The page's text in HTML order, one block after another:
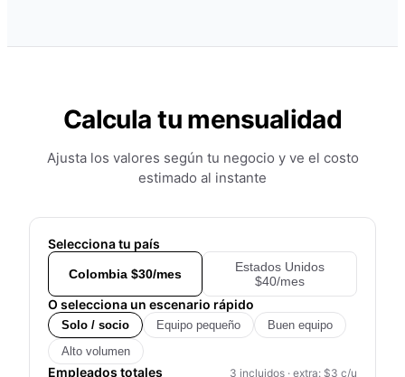
Calcula tu mensualidad
Ajusta los valores según tu negocio y ve el costo
estimado al instante
Selecciona tu país
Colombia $30/mes
Estados Unidos
$40/mes
O selecciona un escenario rápido
Solo / socio Equipo pequeño
Buen equipo
Alto volumen
Empleados totales 3 incluidos · extra: $3 c/u